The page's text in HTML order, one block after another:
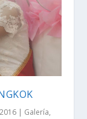
| Galería,